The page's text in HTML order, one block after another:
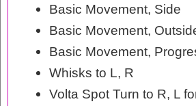
Basic Movement, Side
Basic Movement,
Basic Movement,
Whisks to L, R
Volta Spot Turn to R, L